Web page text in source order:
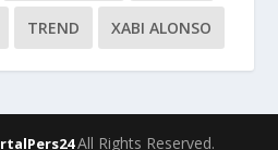
TREND XABI ALONSO
All Rights Reserved.